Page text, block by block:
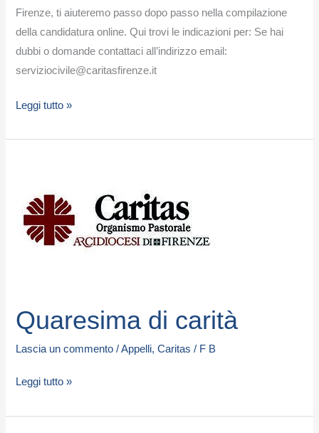
Firenze, ti aiuteremo passo dopo passo nella compilazione
della candidatura online. Qui trovi le indicazioni per: Se hai
dubbi o domande contattaci all’indirizzo email:
serviziocivile@caritasfirenze.it
Leggi tutto »
Quaresima di carità
Lascia un commento /Appelli,Caritas / F B
carità
Leggi tutto »